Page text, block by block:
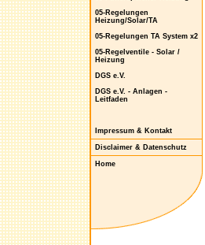
05-Regelungen
Heizung/Solar/TA
05-Regelungen TA System x2
05-Regelventile - Solar /
Heizung
DGS e.V.
DGS e.V. - Anlagen -
Leitfaden
Impressum & Kontakt
Disclaimer & Datenschutz
Home